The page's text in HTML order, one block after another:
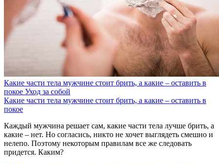
Какие части тела мужчине стоит брить, а какие – оставить в
покое Уход за собой
Какие части тела мужчине стоит брить, а какие – оставить в
покое
Каждый мужчина решает сам, какие части тела лучше брить, а
какие – нет. Но согласись, никто не хочет выглядеть смешно и
нелепо. Поэтому некоторым правилам все же следовать
придется. Каким?